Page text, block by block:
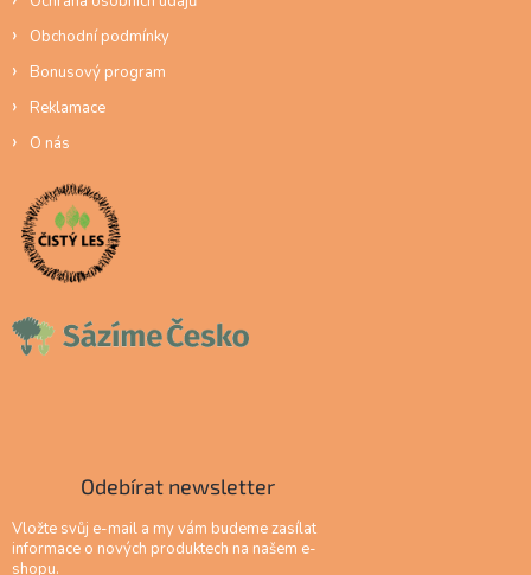
Obchodní podmínky
Bonusový program
Reklamace
O nás
Odebírat newsletter
Vložte svůj e-mail a my vám budeme zasílat
informace o nových produktech na našem e-
shopu.